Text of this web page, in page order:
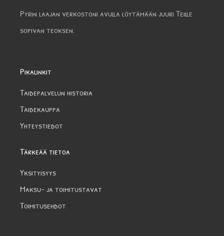
Pyrin laajan verkostoni avulla löytämään juuri Teille
sopivan teoksen.
Pikalinkit
Taidepalvelun historia
Taidekauppa
Yhteystiedot
Tärkeää tietoa
Yksityisyys
Maksu- ja toimitustavat
Toimitusehdot